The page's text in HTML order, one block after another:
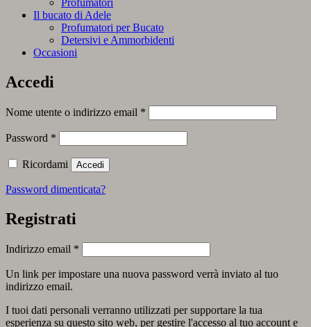
Profumatori
Il bucato di Adele
Profumatori per Bucato
Detersivi e Ammorbidenti
Occasioni
Accedi
Nome utente o indirizzo email *
Password *
Ricordami Accedi
Password dimenticata?
Registrati
Indirizzo email *
Un link per impostare una nuova password verrà inviato al tuo
indirizzo email.
I tuoi dati personali verranno utilizzati per supportare la tua
esperienza su questo sito web, per gestire l'accesso al tuo account e